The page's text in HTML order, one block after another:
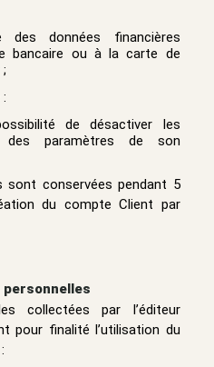
des données financières
bancaire ou à la carte de
de désactiver les
paramètres de son
sont conservées pendant 5
du compte Client par
collectées par l’éditeur
pour finalité l’utilisation du